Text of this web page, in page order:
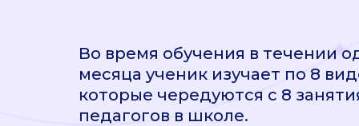
Во время обучения в течении
месяца ученик изучает по 8
которые чередуются с 8
педагогов в школе.